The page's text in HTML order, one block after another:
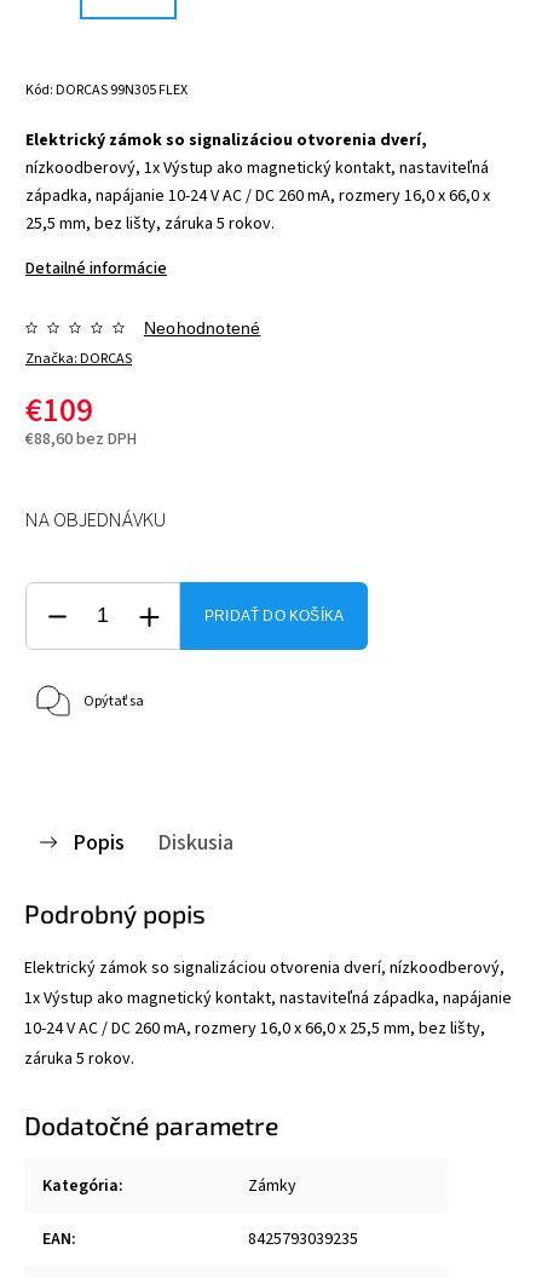
Kód:DORCAS 99N305 FLEX
Elektrický zámok so signalizáciou otvorenia dverí,
nízkoodberový, 1x Výstup ako magnetický kontakt, nastaviteľná
západka, napájanie 10-24 V AC / DC 260 mA, rozmery 16,0 x 66,0 x
25,5 mm, bez lišty, záruka 5 rokov.
Detailné informácie
Značka:DORCAS
Neohodnotené
€109
€88,60 bez DPH
NA OBJEDNÁVKU
PRIDAŤ DO KOŠÍKA
Opýtať sa
Popis Diskusia
Podrobný popis
Elektrický zámok so signalizáciou otvorenia dverí, nízkoodberový,
1x Výstup ako magnetický kontakt, nastaviteľná západka, napájanie
10-24 V AC / DC 260 mA, rozmery 16,0 x 66,0 x 25,5 mm, bez lišty,
záruka 5 rokov.
Dodatočné parametre
Kategória: Zámky
EAN: 8425793039235